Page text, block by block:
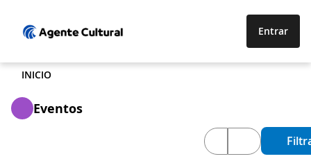
Entrar
INICIO
Eventos